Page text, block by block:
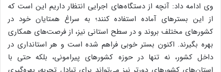
وی ادامه داد: آنچه از دستگاه‌های اجرایی انتظار داریم این است که
از این بسترهای آماده استفاده کنند؛ به سراغ همتایان خود در
کشورهای مختلف بروند و در سطح استانی نیز، از فرصت‌های همکاری
بهره بگیرند. اکنون بستر خوبی فراهم شده است و هر استانداری در
داخل کشور، نه تنها در حوزه کشورهای پیرامونی، بلکه حتی با